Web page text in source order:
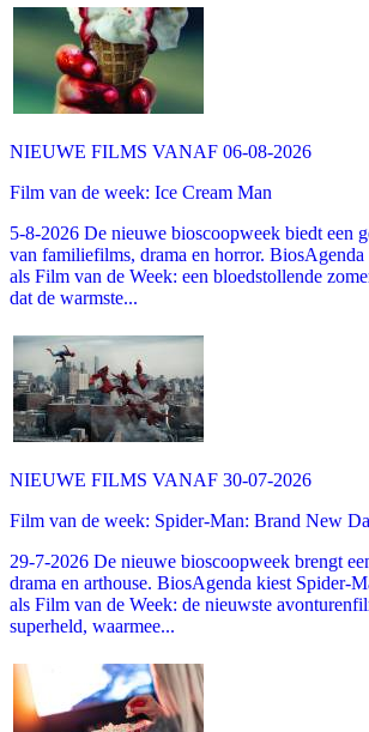
NIEUWE FILMS VANAF 06-08-2026
Film van de week: Ice Cream Man
5-8-2026 De nieuwe bioscoopweek biedt een
van familiefilms, drama en horror.
als Film van de Week: een bloedstollende
dat de warmste...
NIEUWE FILMS VANAF 30-07-2026
Film van de week: Spider-Man: Brand New
29-7-2026 De nieuwe bioscoopweek brengt
drama en arthouse. BiosAgenda kiest Spider-
als Film van de Week: de nieuwste
superheld, waarmee...